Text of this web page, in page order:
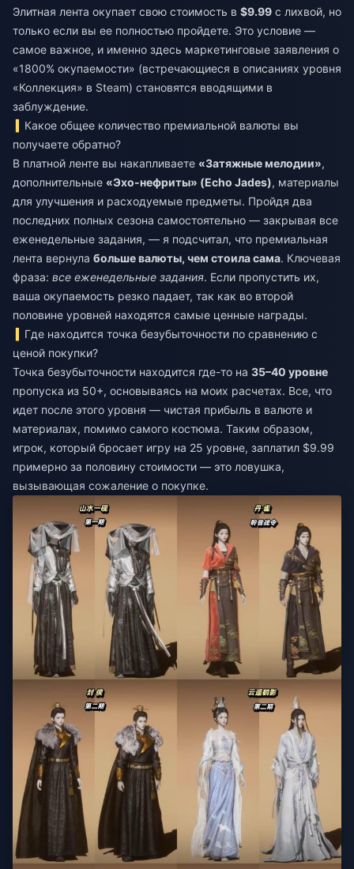
Элитная лента окупает свою стоимость в $9.99 с лихвой, но
только если вы ее полностью пройдете. Это условие —
самое важное, и именно здесь маркетинговые заявления о
«1800% окупаемости» (встречающиеся в описаниях уровня
«Коллекция» в Steam) становятся вводящими в
заблуждение.
Какое общее количество премиальной валюты вы
получаете обратно?
В платной ленте вы накапливаете «Затяжные мелодии»,
дополнительные «Эхо-нефриты» (Echo Jades), материалы
для улучшения и расходуемые предметы. Пройдя два
последних полных сезона самостоятельно — закрывая все
еженедельные задания, — я подсчитал, что премиальная
лента вернула больше валюты, чем стоила сама. Ключевая
фраза: все еженедельные задания. Если пропустить их,
ваша окупаемость резко падает, так как во второй
половине уровней находятся самые ценные награды.
Где находится точка безубыточности по сравнению с
ценой покупки?
Точка безубыточности находится где-то на 35–40 уровне
пропуска из 50+, основываясь на моих расчетах. Все, что
идет после этого уровня — чистая прибыль в валюте и
материалах, помимо самого костюма. Таким образом,
игрок, который бросает игру на 25 уровне, заплатил $9.99
примерно за половину стоимости — это ловушка,
вызывающая сожаление о покупке.